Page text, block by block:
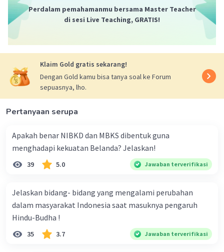
Iklan
Perdalam pemahamanmu bersama Master Teacher
di sesi Live Teaching, GRATIS!
Klaim Gold gratis sekarang!
Dengan Gold kamu bisa tanya soal ke Forum
sepuasnya, lho.
Pertanyaan serupa
Apakah benar NIBKD dan MBKS dibentuk guna
menghadapi kekuatan Belanda? Jelaskan!
39 5.0 Jawaban terverifikasi
Jelaskan bidang- bidang yang mengalami perubahan
dalam masyarakat Indonesia saat masuknya pengaruh
Hindu-Budha !
35 3.7 Jawaban terverifikasi